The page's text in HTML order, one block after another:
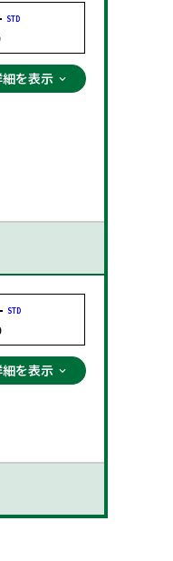
STD
を表示
STD
を表示